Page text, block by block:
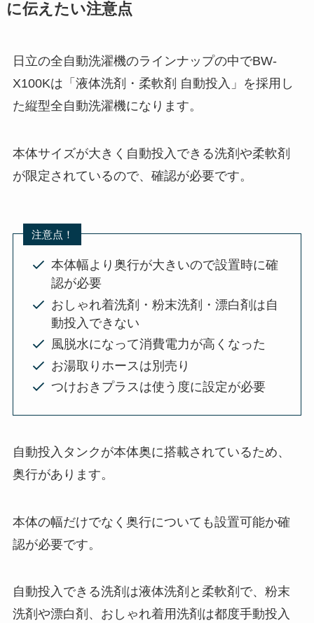
に伝えたい注意点
日立の全自動洗濯機のラインナップの中でBW-
X100Kは「液体洗剤・柔軟剤 自動投入」を採用し
た縦型全自動洗濯機になります。
本体サイズが大きく自動投入できる洗剤や柔軟剤
が限定されているので、確認が必要です。
注意点！
本体幅より奥行が大きいので設置時に確
認が必要
おしゃれ着洗剤・粉末洗剤・漂白剤は自
動投入できない
風脱水になって消費電力が高くなった
お湯取りホースは別売り
つけおきプラスは使う度に設定が必要
自動投入タンクが本体奥に搭載されているため、
奥行があります。
本体の幅だけでなく奥行についても設置可能か確
認が必要です。
自動投入できる洗剤は液体洗剤と柔軟剤で、粉末
洗剤や漂白剤、おしゃれ着用洗剤は都度手動投入